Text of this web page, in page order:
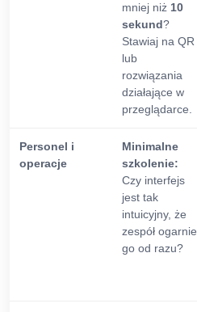
mniej niż 10
sekund?
Stawiaj na QR
lub
rozwiązania
działające w
przeglądarce.
Personel i
operacje
Minimalne
szkolenie:
Czy interfejs
jest tak
intuicyjny, że
zespół ogarnie
go od razu?